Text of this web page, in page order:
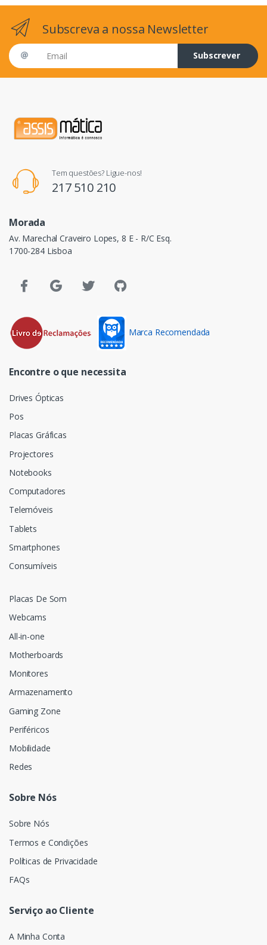
Subscreva a nossa Newsletter
Email address
Subscrever
Tem questões? Ligue-nos!
217 510 210
Morada
Av. Marechal Craveiro Lopes, 8 E - R/C Esq.
1700-284 Lisboa
Marca Recomendada
Encontre o que necessita
Drives Ópticas
Pos
Placas Gráficas
Projectores
Notebooks
Computadores
Telemóveis
Tablets
Smartphones
Consumíveis
Placas De Som
Webcams
All-in-one
Motherboards
Monitores
Armazenamento
Gaming Zone
Periféricos
Mobilidade
Redes
Sobre Nós
Sobre Nós
Termos e Condições
Políticas de Privacidade
FAQs
Serviço ao Cliente
A Minha Conta